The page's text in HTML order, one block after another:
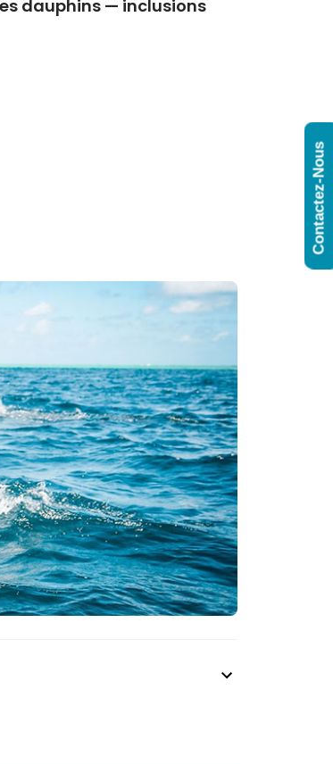
dauphins — inclusions
Contactez-Nous